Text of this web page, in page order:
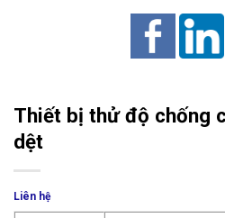
Thiết bị thử độ chống
dệt
Liên hệ